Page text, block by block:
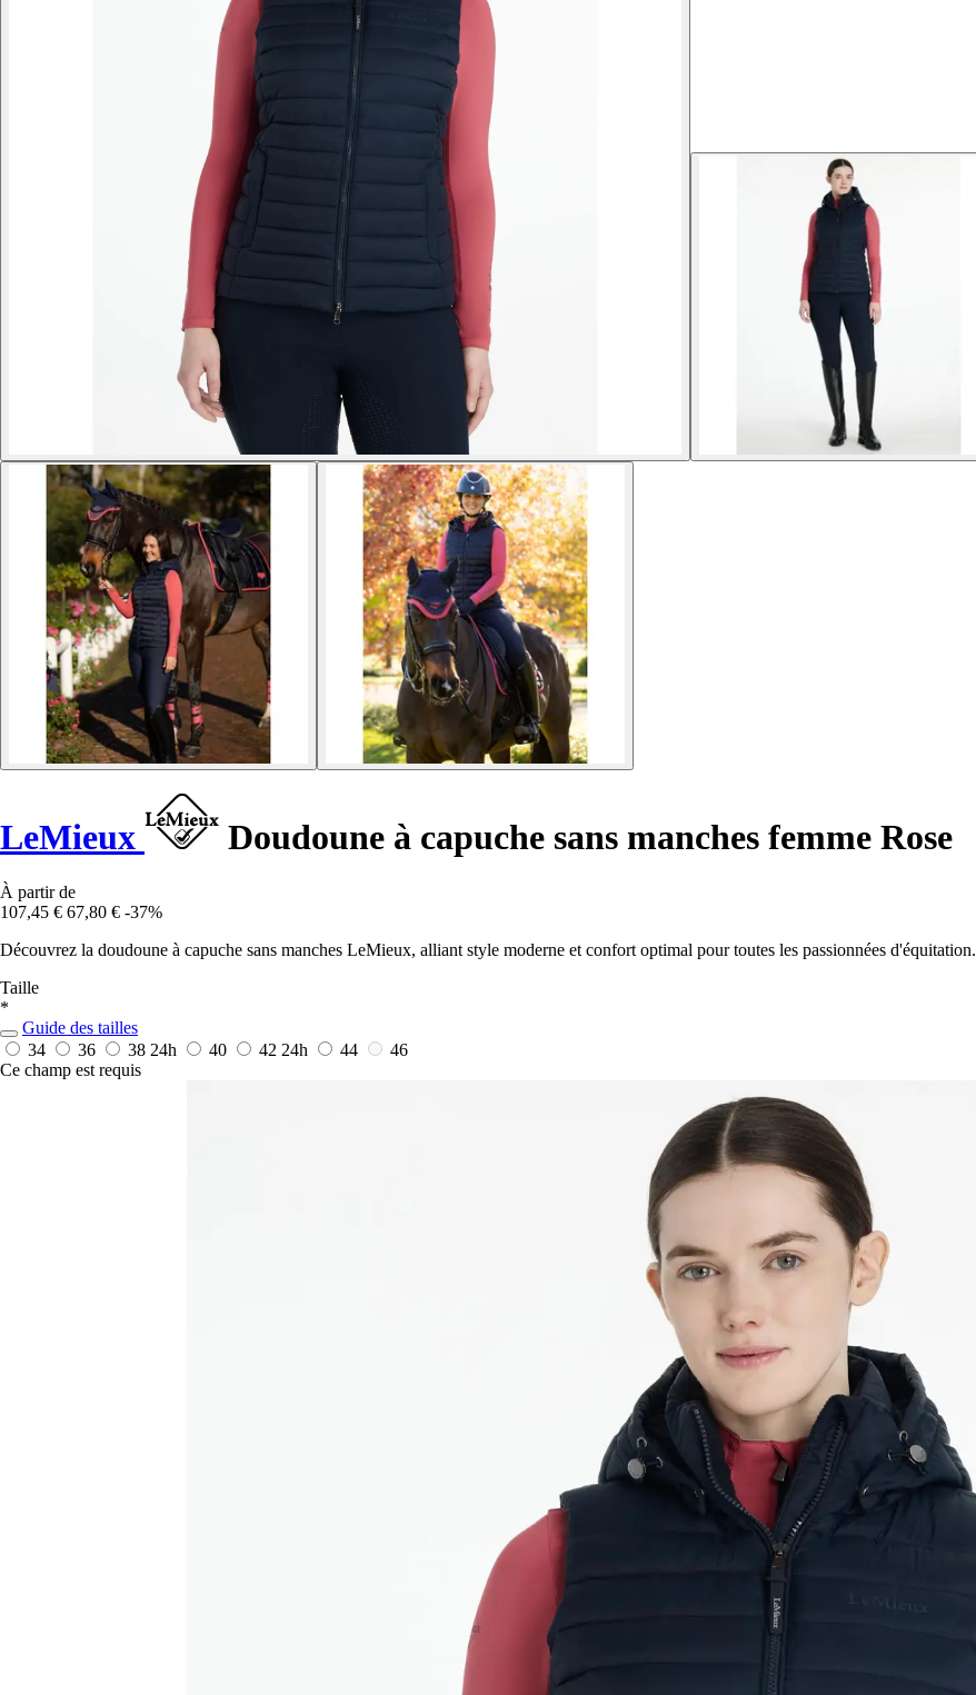
LeMieux Doudoune à capuche sans manches femme Rose
À partir de
107,45 € 67,80 € -37%
Découvrez la doudoune à capuche sans manches LeMieux, alliant style moderne et confort optimal pour toutes les passionnées d'équitation.
Taille
*
Guide des tailles
34
36 38 24h 40 42 24h 44
46
Ce champ est requis